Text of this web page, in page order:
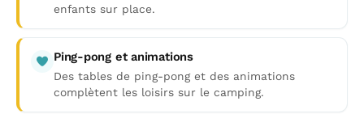
enfants sur place.
Ping-pong et animations
Des tables de ping-pong et des animations
complètent les loisirs sur le camping.